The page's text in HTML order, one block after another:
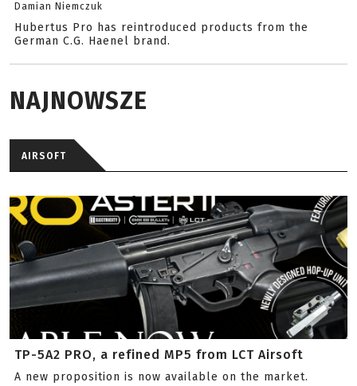
Damian Niemczuk
Hubertus Pro has reintroduced products from the
German C.G. Haenel brand.
NAJNOWSZE
AIRSOFT
TP-5A2 PRO, a refined MP5 from LCT Airsoft
A new proposition is now available on the market.